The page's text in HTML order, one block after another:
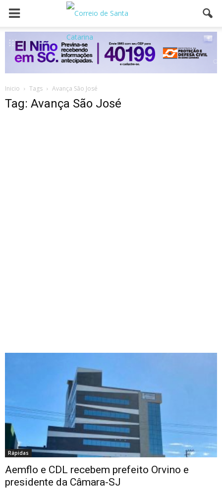
Inicio Tags Avança São José
Tag: Avança São José
Rápidas
Aemflo e CDL recebem prefeito Orvino e
presidente da Câmara-SJ